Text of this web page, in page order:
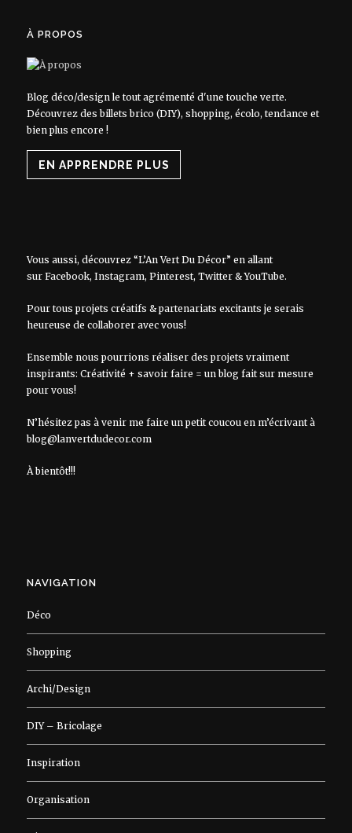
À PROPOS
Blog déco/design le tout agrémenté d'une touche verte.
Découvrez des billets brico (DIY), shopping, écolo, tendance et
bien plus encore !
EN APPRENDRE PLUS
Vous aussi, découvrez “L’An Vert Du Décor” en allant
sur Facebook, Instagram, Pinterest, Twitter&YouTube.
Pour tous projets créatifs & partenariats excitants je serais
heureuse de collaborer avec vous!
Ensemble nous pourrions réaliser des projets vraiment
inspirants: Créativité + savoir faire = un blog fait sur mesure
pour vous!
N’hésitez pas à venir me faire un petit coucou en m’écrivant à
blog@lanvertdudecor.com
À bientôt!!!
NAVIGATION
Déco
Shopping
Archi/Design
DIY – Bricolage
Inspiration
Organisation